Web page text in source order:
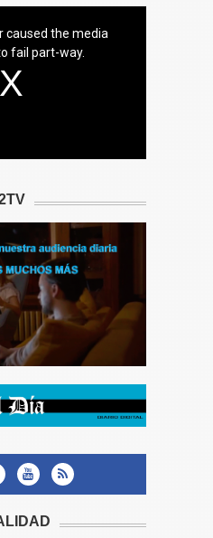
caused the media
fail part-way.